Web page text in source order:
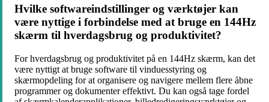
Hvilke softwareindstillinger og værktøjer kan
være nyttige i forbindelse med at bruge en 144Hz
skærm til hverdagsbrug og produktivitet?
For hverdagsbrug og produktivitet på en 144Hz skærm, kan det
være nyttigt at bruge software til vinduesstyring og
skærmopdeling for at organisere og navigere mellem flere åbne
programmer og dokumenter effektivt. Du kan også tage fordel